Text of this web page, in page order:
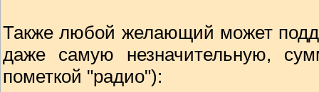
Также любой желающий может
даже самую незначительную,
пометкой "радио"):